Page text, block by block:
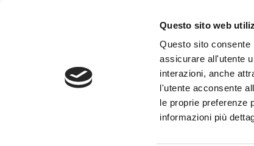
Questo sito web
Questo sito consente
assicurare all'utente
interazioni, anche
l'utente acconsente
le proprie preferenze
informazioni più
Home>
CiiS Classic New